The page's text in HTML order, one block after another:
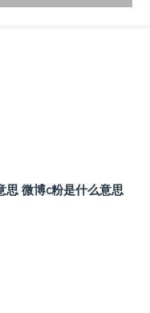
思 微博c粉是什么意思